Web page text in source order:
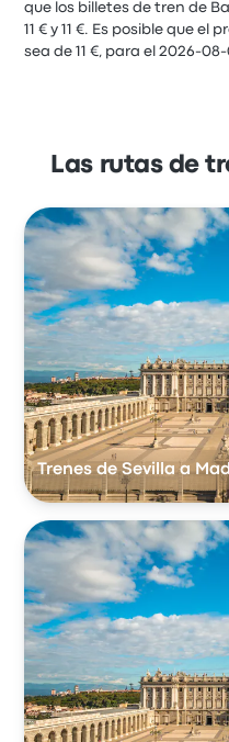
que los billetes de tren de
11 € y 11 €. Es posible que
sea de 11 €, para el 2026-08-
Las rutas de
Trenes de Sevilla a